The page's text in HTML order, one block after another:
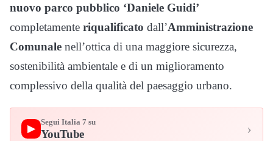
nuovo parco pubblico ‘Daniele Guidi’
completamente riqualificato dall’Amministrazione
Comunale nell’ottica di una maggiore sicurezza,
sostenibilità ambientale e di un miglioramento
complessivo della qualità del paesaggio urbano.
▶
Segui Italia 7 su
YouTube ›